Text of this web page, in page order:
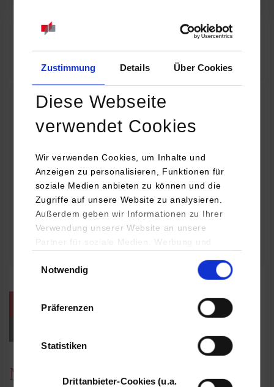
Zustimmung Details Über Cookies
Diese Webseite
verwendet Cookies
Wir verwenden Cookies, um Inhalte und
Anzeigen zu personalisieren, Funktionen für
soziale Medien anbieten zu können und die
Zugriffe auf unsere Website zu analysieren.
Außerdem geben wir Informationen zu Ihrer
Verwendung unserer Website an unsere
Partner für soziale Medien, Werbung und
YouTube, Google Maps) führen diese
Daten zusammen, die Sie ihnen bereitgestellt
haben oder die sie im Rahmen Ihrer Nutzung
Notwendig
Präferenzen
Statistiken
Drittanbieter-Cookies (u.a.
Online INDIS-Infoveranstaltung für Studierende
Zum Event
Technologietag: Clean Urban Transportation –
nachhaltige Mobilität im (sub)urbanen Umfeld
16.09.2026 - 17.09.2026
Im Mittelpunkt stehen elektrische Antriebe, moderne
Batterietechnologien und innovative Fahrzeugkonzepte für
nachhaltige Mobilität in Stadt und…
weitere Veranstaltungen / Termine
News